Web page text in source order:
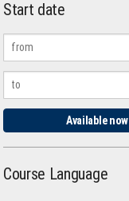
Start date
Available now
Course Language